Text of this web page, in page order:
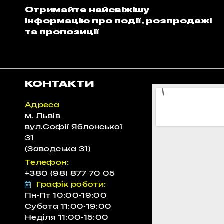
Отримайте найсвіжішу
інформацію про події, розпродажі
та пропозиції
КОНТАКТИ
Адреса
м. Львів
вул.Софії Яблонської
31
(Заводська 31)
Телефон:
+380 (98) 877 70 05
Графік роботи:
Пн-Пт 10:00-19:00
Субота 11:00-19:00
Неділя 11:00-15:00
"Співпраця однозначно
повторюватиметься ,так як є гора
класної техніки і самі хлопці контактні та